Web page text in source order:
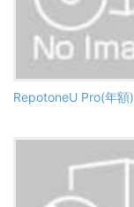
RepotoneU Pro(年額)